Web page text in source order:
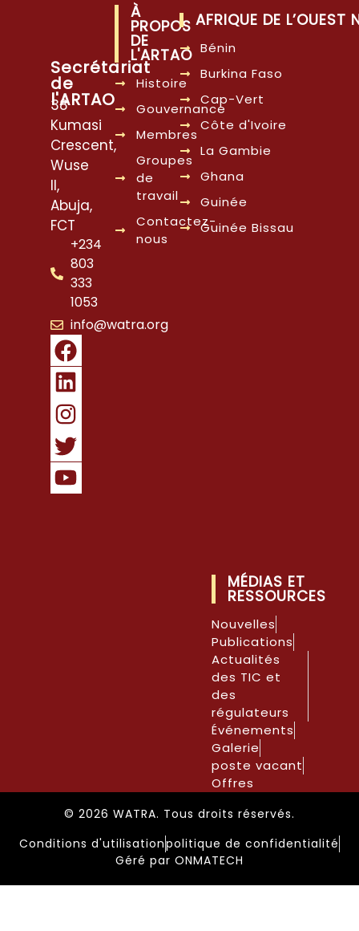
Secrétariat
de
l'ARTAO
38
Kumasi
Crescent,
Wuse
II,
Abuja,
FCT
+234
803
333
1053
info@watra.org
À
PROPOS
DE
L'ARTAO
Histoire
Gouvernance
Membres
Groupes
de
travail
Contactez-
nous
AFRIQUE DE L’OUEST
Bénin
Burkina Faso
Cap-Vert
Côte d'Ivoire
La Gambie
Ghana
Guinée
Guinée Bissau
MÉDIAS ET
RESSOURCES
Nouvelles
Publications
Actualités
des TIC et
des
régulateurs
Événements
Galerie
poste vacant
Offres
© 2026 WATRA. Tous droits réservés.
Conditions d'utilisationpolitique de confidentialité
Géré par ONMATECH